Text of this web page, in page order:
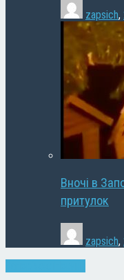
zapsich,
Вночі в
притулок
zapsich,